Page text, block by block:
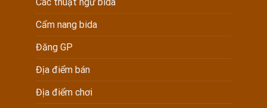
Cẩm nang bida
Đăng GP
Địa điểm bán
Địa điểm chơi